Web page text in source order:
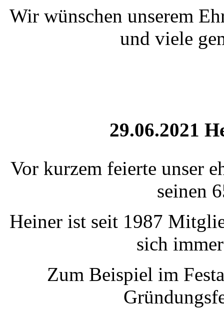
Wir wünschen unserem
und viele
29.06.2021
Vor kurzem feierte unser
seinen
Heiner ist seit 1987
sich
Zum Beispiel im